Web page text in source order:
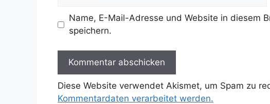
Name, E-Mail-Adresse und Website in diesem
speichern.
Diese Website verwendet Akismet, um Spam zu
Kommentardaten verarbeitet werden.